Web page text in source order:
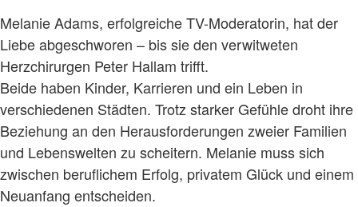
Melanie Adams, erfolgreiche TV-Moderatorin, hat der
Liebe abgeschworen – bis sie den verwitweten
Herzchirurgen Peter Hallam trifft.
Beide haben Kinder, Karrieren und ein Leben in
verschiedenen Städten. Trotz starker Gefühle droht ihre
Beziehung an den Herausforderungen zweier Familien
und Lebenswelten zu scheitern. Melanie muss sich
zwischen beruflichem Erfolg, privatem Glück und einem
Neuanfang entscheiden.